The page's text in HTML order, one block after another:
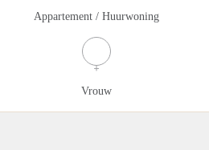
Appartement / Huurwoning
Vrouw